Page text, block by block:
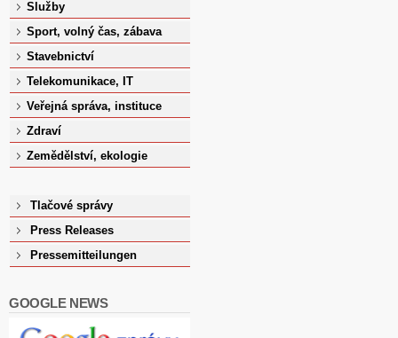
Služby
Sport, volný čas, zábava
Stavebnictví
Telekomunikace, IT
Veřejná správa, instituce
Zdraví
Zemědělství, ekologie
Tlačové správy
Press Releases
Pressemitteilungen
GOOGLE NEWS